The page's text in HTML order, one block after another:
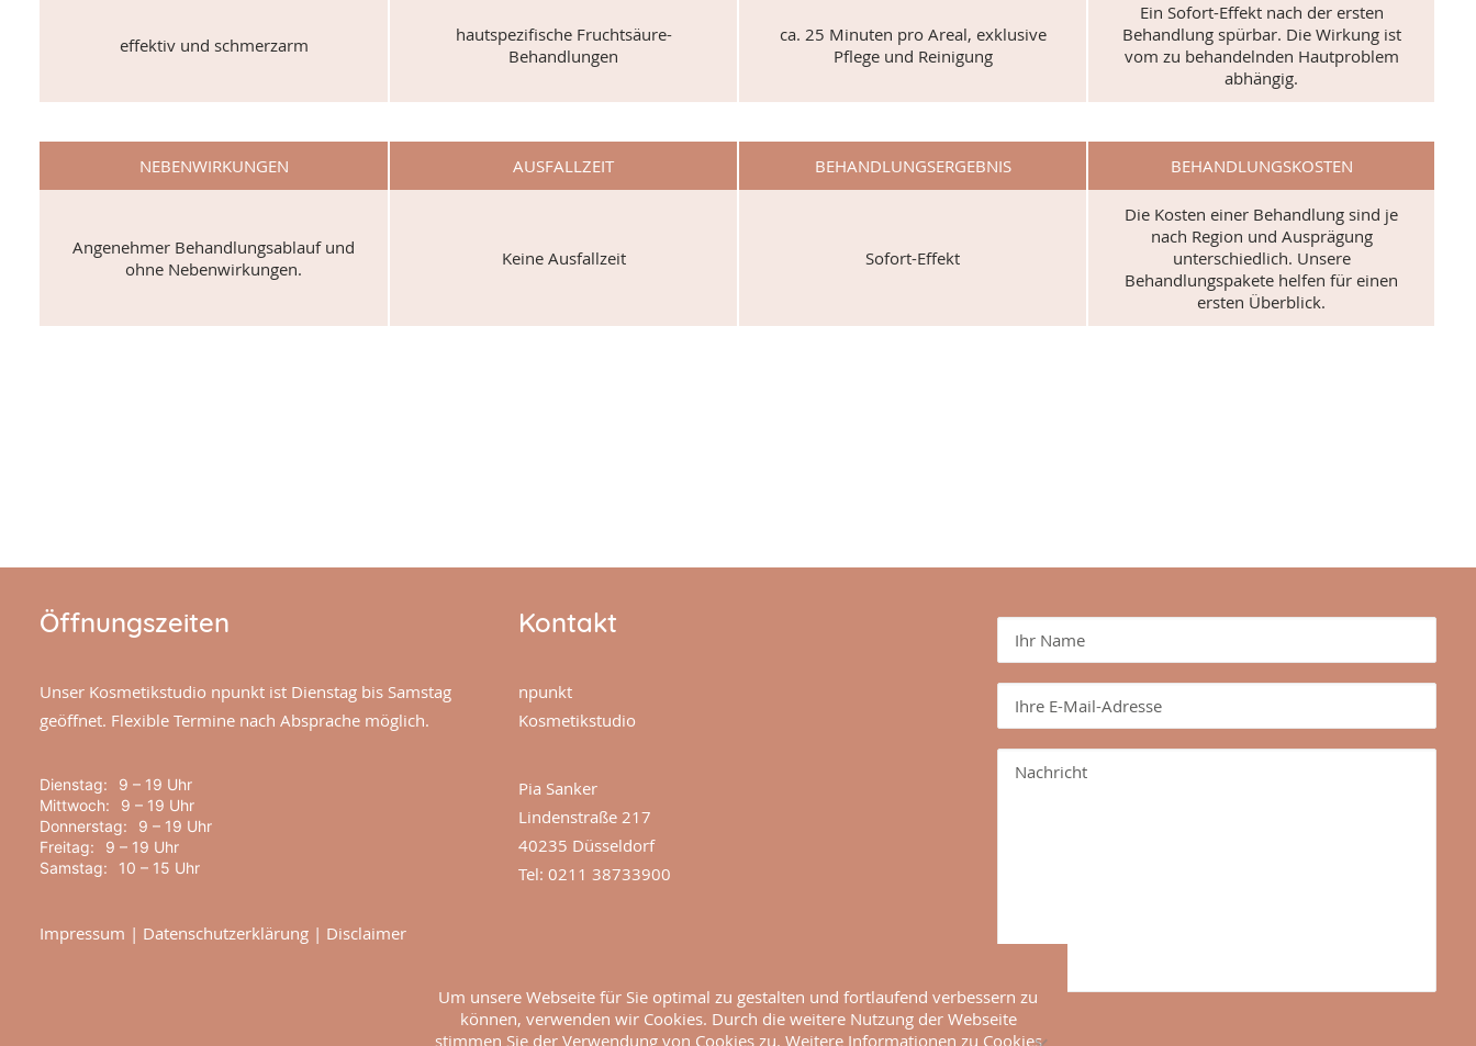
effektiv und schmerzarm
hautspezifische Fruchtsäure-
Behandlungen
ca. 25 Minuten pro Areal, exklusive
Pflege und Reinigung
Ein Sofort-Effekt nach der ersten
Behandlung spürbar. Die Wirkung ist
vom zu behandelnden Hautproblem
abhängig.
NEBENWIRKUNGEN AUSFALLZEIT BEHANDLUNGS­ERGEBNIS BEHANDLUNGS­KOSTEN
Angenehmer Behandlungsablauf und
ohne Nebenwirkungen.
Keine Ausfallzeit Sofort-Effekt
Die Kosten einer Behandlung sind je
nach Region und Ausprägung
unterschiedlich. Unsere
Behandlungspakete helfen für einen
ersten Überblick.
Öffnungszeiten
Unser Kosmetikstudio npunkt ist Dienstag bis Samstag
geöffnet. Flexible Termine nach Absprache möglich.
Dienstag:
9 – 19 Uhr
Mittwoch:
9 – 19 Uhr
Donnerstag:
9 – 19 Uhr
Freitag:
9 – 19 Uhr
Samstag:
10 – 15 Uhr
Impressum | Datenschutzerklärung | Disclaimer
Kontakt
npunkt
Kosmetikstudio
Pia Sanker
Lindenstraße 217
40235 Düsseldorf
Tel: 0211 38733900
Um unsere Webseite für Sie optimal zu gestalten und fortlaufend verbessern zu
können, verwenden wir Cookies. Durch die weitere Nutzung der Webseite
stimmen Sie der Verwendung von Cookies zu. Weitere Informationen zu Cookies